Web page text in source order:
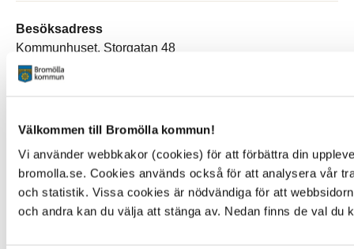
Välkommen till Bromölla kommun!
Vi använder webbkakor (cookies) för att förbättra din
bromolla.se. Cookies används också för att analysera vår
och statistik. Vissa cookies är nödvändiga för att
och andra kan du välja att stänga av. Nedan finns de val du
Besöksadress
Kommunhuset, Storgatan 48
Postadress
Box 18, 295 21 Bromölla
kommunstyrelsen@bromolla.se
www.bromolla.se
Växel: 0456-82 20 00
Fax: 0456-82 22 00